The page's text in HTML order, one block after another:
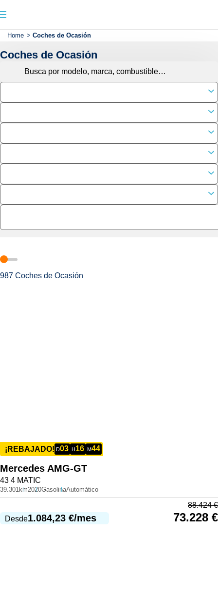
Home > Coches de Ocasión
Coches de Ocasión
987 Coches de Ocasión
¡REBAJADO! D03 H 16 M44
Mercedes AMG-GT
43 4 MATIC
39.301km2020GasolinaAutomático
Desde1.084,23 €/mes
88.424€
73.228 €